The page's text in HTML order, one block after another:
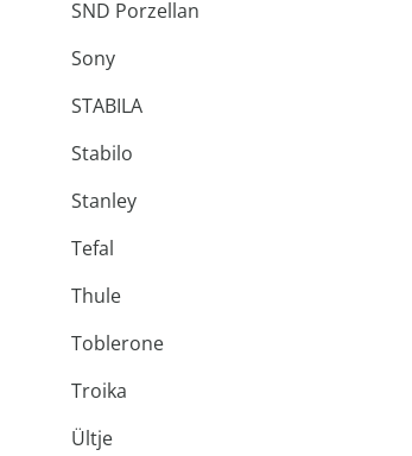
SND Porzellan
Sony
STABILA
Stabilo
Stanley
Tefal
Thule
Toblerone
Troika
Ültje